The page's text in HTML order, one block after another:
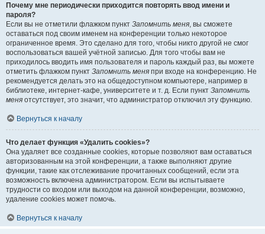
Почему мне периодически приходится повторять ввод имени и
пароля?
Если вы не отметили флажком пункт Запомнить меня , вы сможете
оставаться под своим именем на конференции только некоторое
ограниченное время. Это сделано для того, чтобы никто другой не смог
воспользоваться вашей учётной записью. Для того чтобы вам не
приходилось вводить имя пользователя и пароль каждый раз, вы можете
отметить флажком пункт Запомнить меня при входе на конференцию. Не
рекомендуется делать это на общедоступном компьютере, например в
библиотеке, интернет-кафе, университете и т. д. Если пункт Запомнить
меня отсутствует, это значит, что администратор отключил эту функцию.
Вернуться к началу
Что делает функция «Удалить cookies»?
Она удаляет все созданные cookies, которые позволяют вам оставаться
авторизованным на этой конференции, а также выполняют другие
функции, такие как отслеживание прочитанных сообщений, если эта
возможность включена администратором. Если вы испытываете
трудности со входом или выходом на данной конференции, возможно,
удаление cookies может помочь.
Вернуться к началу